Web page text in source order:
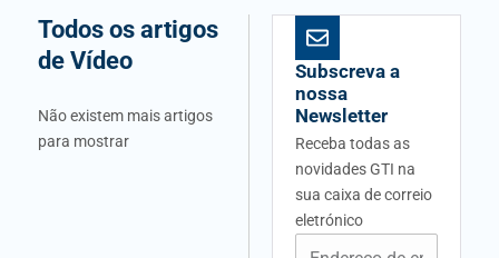
Todos os artigos
de Vídeo
Não existem mais artigos
para mostrar
Subscreva a
nossa
Newsletter
Receba todas as
novidades GTI na
sua caixa de correio
eletrónico